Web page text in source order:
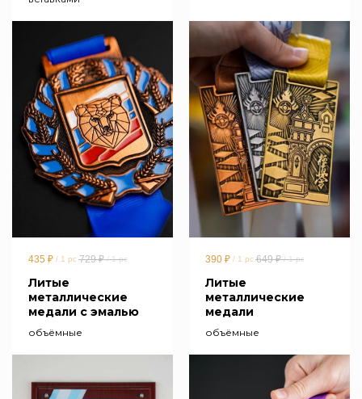
435 ₽ / 1 pc 729 ₽ / 1 pc
Литые
металлические
медали с эмалью
объёмные
390 ₽ / 1 pc 649 ₽ / 1 pc
Литые
металлические
медали
объёмные